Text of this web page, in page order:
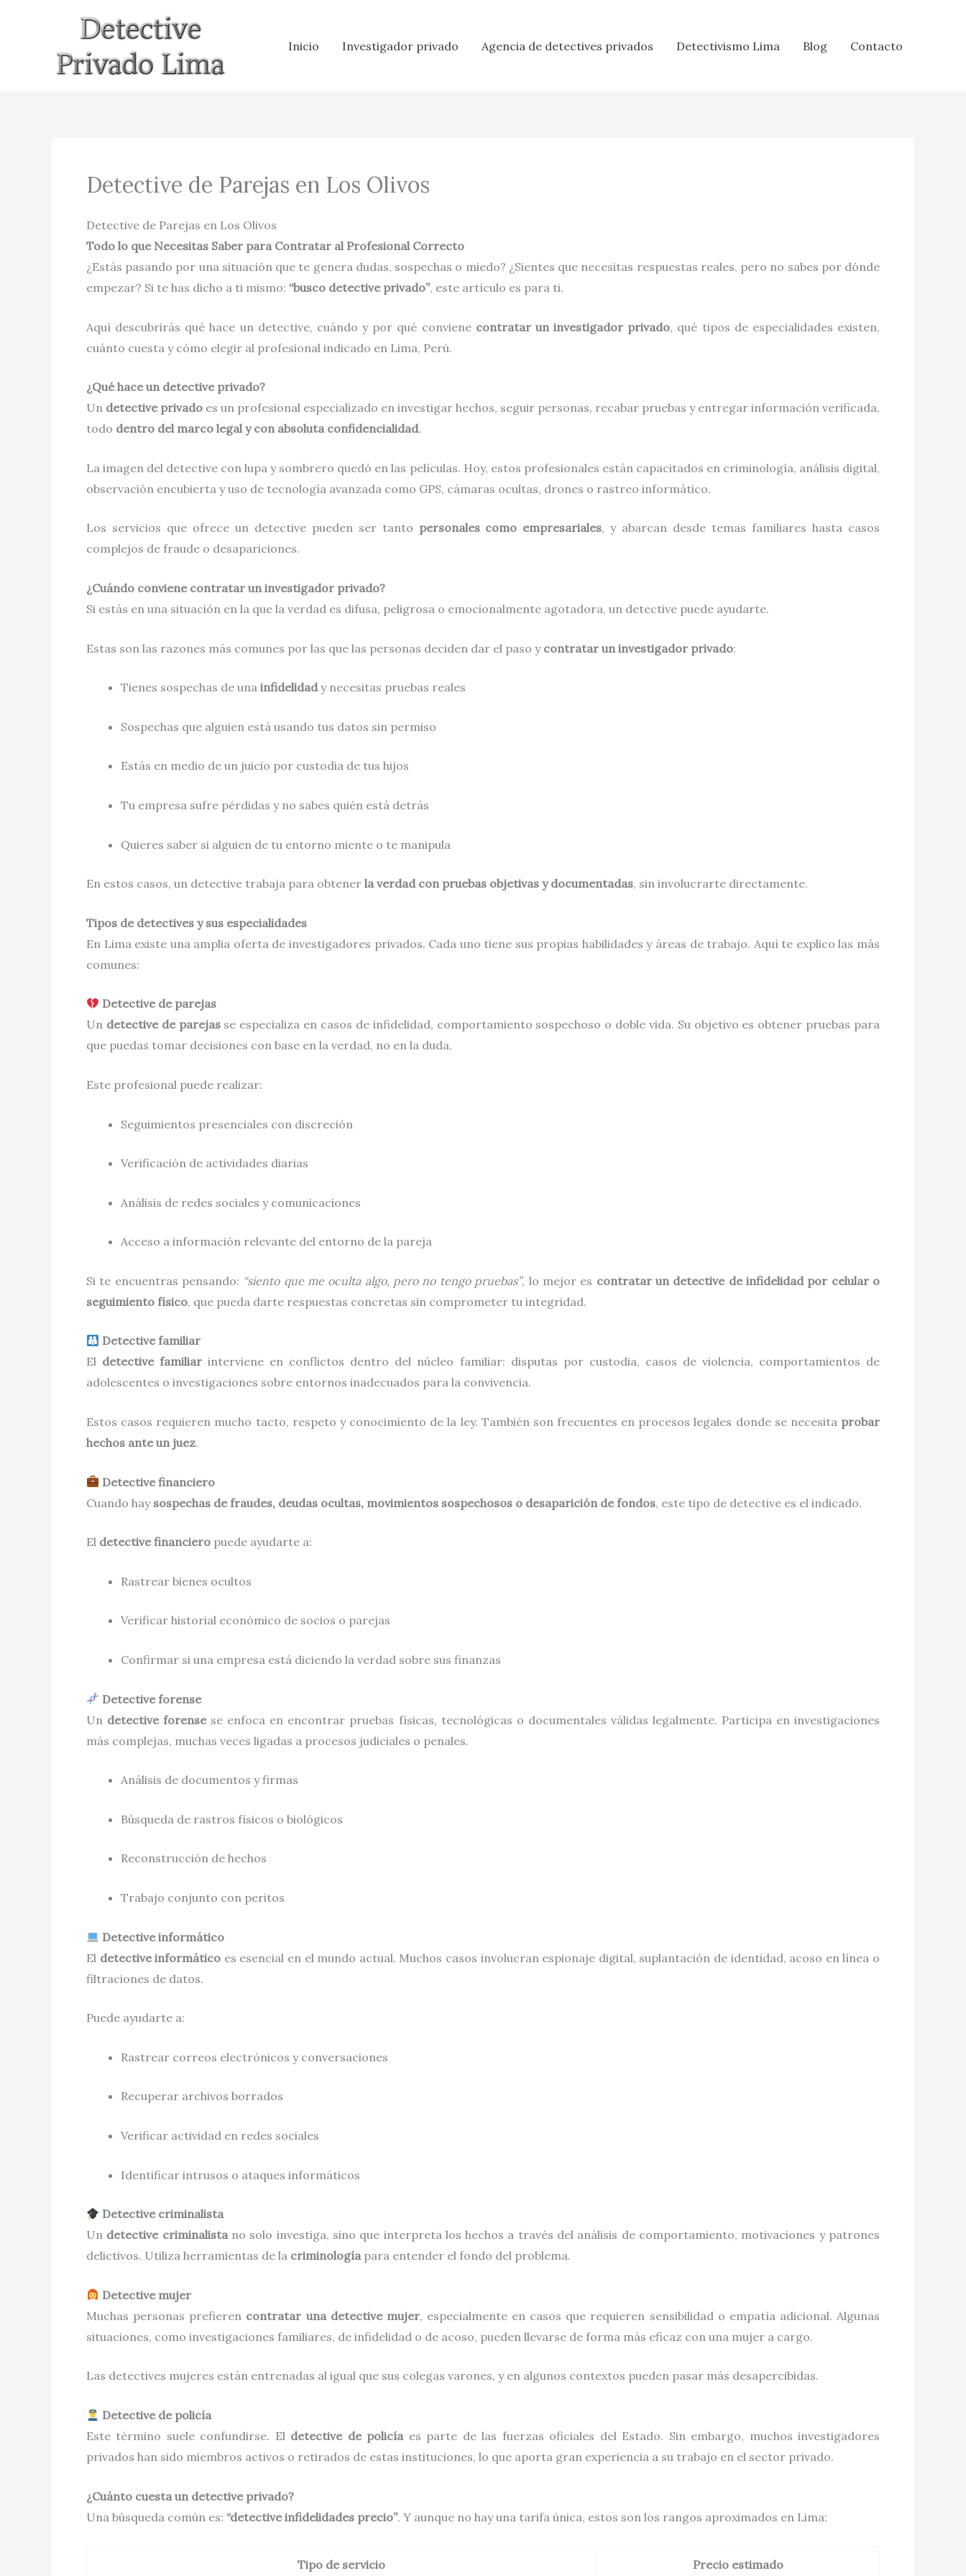
Inicio Investigador privado Agencia de detectives privados Detectivismo Lima Blog Contacto
Detective de Parejas en Los Olivos
Detective de Parejas en Los Olivos
Todo lo que Necesitas Saber para Contratar al Profesional Correcto
¿Estás pasando por una situación que te genera dudas, sospechas o miedo? ¿Sientes que necesitas respuestas reales, pero no sabes por dónde
empezar? Si te has dicho a ti mismo: “busco detective privado”, este artículo es para ti.
Aquí descubrirás qué hace un detective, cuándo y por qué conviene contratar un investigador privado, qué tipos de especialidades existen,
cuánto cuesta y cómo elegir al profesional indicado en Lima, Perú.
¿Qué hace un detective privado?
Un detective privado es un profesional especializado en investigar hechos, seguir personas, recabar pruebas y entregar información verificada,
todo dentro del marco legal y con absoluta confidencialidad.
La imagen del detective con lupa y sombrero quedó en las películas. Hoy, estos profesionales están capacitados en criminología, análisis digital,
observación encubierta y uso de tecnología avanzada como GPS, cámaras ocultas, drones o rastreo informático.
Los servicios que ofrece un detective pueden ser tanto personales como empresariales, y abarcan desde temas familiares hasta casos
complejos de fraude o desapariciones.
¿Cuándo conviene contratar un investigador privado?
Si estás en una situación en la que la verdad es difusa, peligrosa o emocionalmente agotadora, un detective puede ayudarte.
Estas son las razones más comunes por las que las personas deciden dar el paso y contratar un investigador privado:
Tienes sospechas de una infidelidady necesitas pruebas reales
Sospechas que alguien está usando tus datos sin permiso
Estás en medio de un juicio por custodia de tus hijos
Tu empresa sufre pérdidas y no sabes quién está detrás
Quieres saber si alguien de tu entorno miente o te manipula
En estos casos, un detective trabaja para obtener la verdad con pruebas objetivas y documentadas, sin involucrarte directamente.
Tipos de detectives y sus especialidades
En Lima existe una amplia oferta de investigadores privados. Cada uno tiene sus propias habilidades y áreas de trabajo. Aquí te explico las más
comunes:
Detective de parejas
Un detective de parejasse especializa en casos de infidelidad, comportamiento sospechoso o doble vida. Su objetivo es obtener pruebas para
que puedas tomar decisiones con base en la verdad, no en la duda.
Este profesional puede realizar:
Seguimientos presenciales con discreción
Verificación de actividades diarias
Análisis de redes sociales y comunicaciones
Acceso a información relevante del entorno de la pareja
Si te encuentras pensando: “siento que me oculta algo, pero no tengo pruebas”, lo mejor es contratar un detective de infidelidad por celular o
seguimiento físico, que pueda darte respuestas concretas sin comprometer tu integridad.
Detective familiar
El detective familiar interviene en conflictos dentro del núcleo familiar: disputas por custodia, casos de violencia, comportamientos de
adolescentes o investigaciones sobre entornos inadecuados para la convivencia.
Estos casos requieren mucho tacto, respeto y conocimiento de la ley. También son frecuentes en procesos legales donde se necesita probar
hechos ante un juez.
Detective financiero
Cuando hay sospechas de fraudes, deudas ocultas, movimientos sospechosos o desaparición de fondos, este tipo de detective es el indicado.
El detective financiero puede ayudarte a:
Rastrear bienes ocultos
Verificar historial económico de socios o parejas
Confirmar si una empresa está diciendo la verdad sobre sus finanzas
Detective forense
Un detective forensese enfoca en encontrar pruebas físicas, tecnológicas o documentales válidas legalmente. Participa en investigaciones
más complejas, muchas veces ligadas a procesos judiciales o penales.
Análisis de documentos y firmas
Búsqueda de rastros físicos o biológicos
Reconstrucción de hechos
Trabajo conjunto con peritos
Detective informático
El detective informático es esencial en el mundo actual. Muchos casos involucran espionaje digital, suplantación de identidad, acoso en línea o
filtraciones de datos.
Puede ayudarte a:
Rastrear correos electrónicos y conversaciones
Recuperar archivos borrados
Verificar actividad en redes sociales
Identificar intrusos o ataques informáticos
Detective criminalista
Un detective criminalistano solo investiga, sino que interpreta los hechos a través del análisis de comportamiento, motivaciones y patrones
delictivos. Utiliza herramientas de la criminologíapara entender el fondo del problema.
Detective mujer
Muchas personas prefieren contratar una detective mujer, especialmente en casos que requieren sensibilidad o empatía adicional. Algunas
situaciones, como investigaciones familiares, de infidelidad o de acoso, pueden llevarse de forma más eficaz con una mujer a cargo.
Las detectives mujeres están entrenadas al igual que sus colegas varones, y en algunos contextos pueden pasar más desapercibidas.
Detective de policía
Este término suele confundirse. El detective de policía es parte de las fuerzas oficiales del Estado. Sin embargo, muchos investigadores
privados han sido miembros activos o retirados de estas instituciones, lo que aporta gran experiencia a su trabajo en el sector privado.
¿Cuánto cuesta un detective privado?
Una búsqueda común es: “detective infidelidades precio”. Y aunque no hay una tarifa única, estos son los rangos aproximados en Lima:
Tipo de servicio Precio estimado